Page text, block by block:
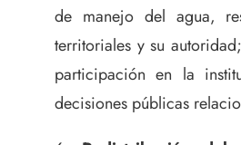
de manejo del agua,
territoriales y su
participación en la
decisiones públicas